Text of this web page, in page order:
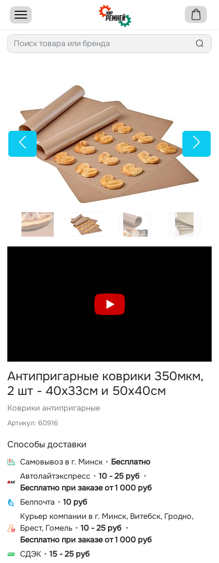
Антипригарные коврики 350мкм,
2 шт - 40х33см и 50х40см
Коврики антипригарные
Артикул: 60916
Способы доставки
Cамовывоз в г. Минск
Бесплатно
Автолайтэкспресс
10 - 25 руб
Бесплатно при заказе от 1 000 руб
Белпочта
10 руб
Курьер компании в г. Минск, Витебск, Гродно,
Брест, Гомель
10 - 25 руб
Бесплатно при заказе от 1 000 руб
СДЭК
15 - 25 руб